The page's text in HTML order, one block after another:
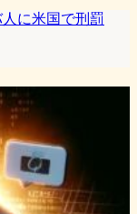
に米国で刑罰